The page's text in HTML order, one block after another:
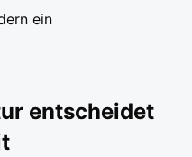
ein
entscheidet